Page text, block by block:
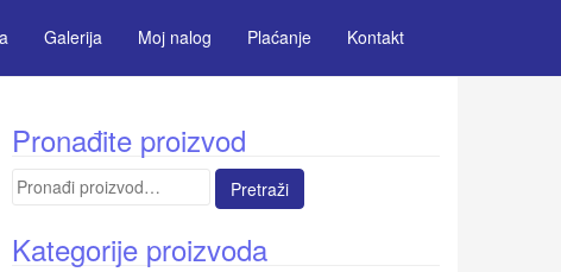
Galerija Moj nalog Plaćanje Kontakt
Pronađite proizvod
Pretraga
Kategorije proizvoda